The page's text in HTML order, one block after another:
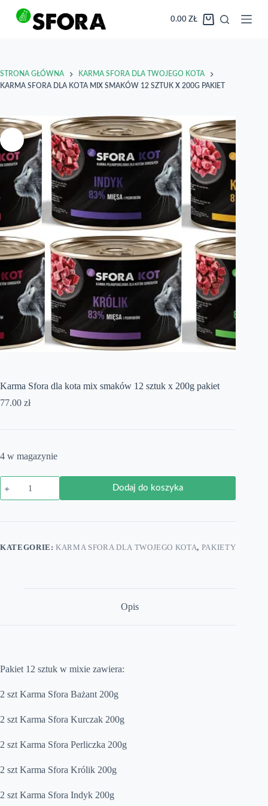
Koszyk
0.00 ZŁ
STRONA GŁÓWNA
KARMA SFORA DLA TWOJEGO KOTA
KARMA SFORA DLA KOTA MIX SMAKÓW 12 SZTUK X 200G PAKIET
Karma Sfora dla kota mix smaków 12 sztuk x 200g pakiet
77.00 zł
4 w magazynie
ilość
Karma
Sfora
12
Dodaj do koszyka
KATEGORIE:KARMA SFORA DLA TWOJEGO KOTA, PAKIETY
Opis
Pakiet 12 sztuk w mixie zawiera:
2 szt Karma Sfora Bażant 200g
2 szt Karma Sfora Kurczak 200g
2 szt Karma Sfora Perliczka 200g
2 szt Karma Sfora Królik 200g
2 szt Karma Sfora Indyk 200g